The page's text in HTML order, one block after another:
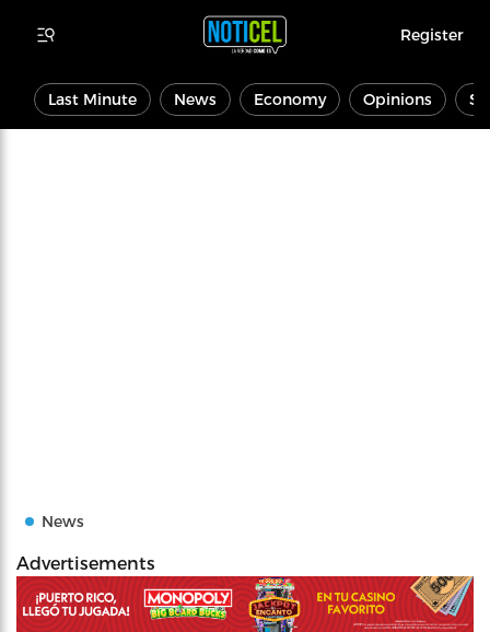
Register
Last Minute News Economy Opinions
News
Advertisements